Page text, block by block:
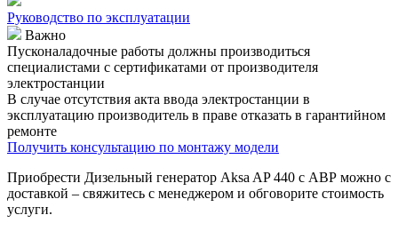
Руководство по эксплуатации
Важно
Пусконаладочные работы должны производиться
специалистами с сертификатами от производителя
электростанции
В случае отсутствия акта ввода электростанции в
эксплуатацию производитель в праве отказать в гарантийном
ремонте
Получить консультацию по монтажу модели
Приобрести Дизельный генератор Aksa AP 440 с АВР можно с
доставкой – свяжитесь с менеджером и обговорите стоимость
услуги.